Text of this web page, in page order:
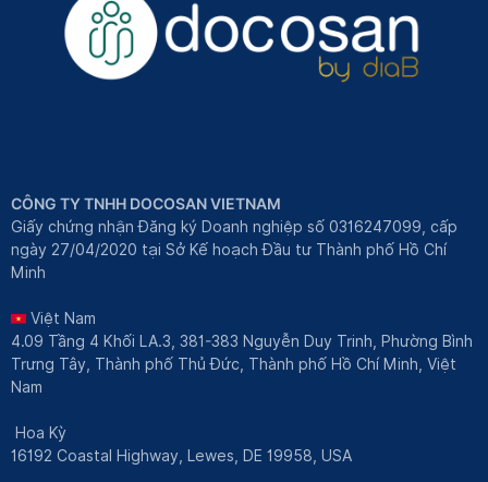
CÔNG TY TNHH DOCOSAN VIETNAM
Giấy chứng nhận Đăng ký Doanh nghiệp số 0316247099, cấp
ngày 27/04/2020 tại Sở Kế hoạch Đầu tư Thành phố Hồ Chí
Minh
Việt Nam
4.09 Tầng 4 Khối LA.3, 381-383 Nguyễn Duy Trinh, Phường Bình
Trưng Tây, Thành phố Thủ Đức, Thành phố Hồ Chí Minh, Việt
Nam
Hoa Kỳ
16192 Coastal Highway, Lewes, DE 19958, USA